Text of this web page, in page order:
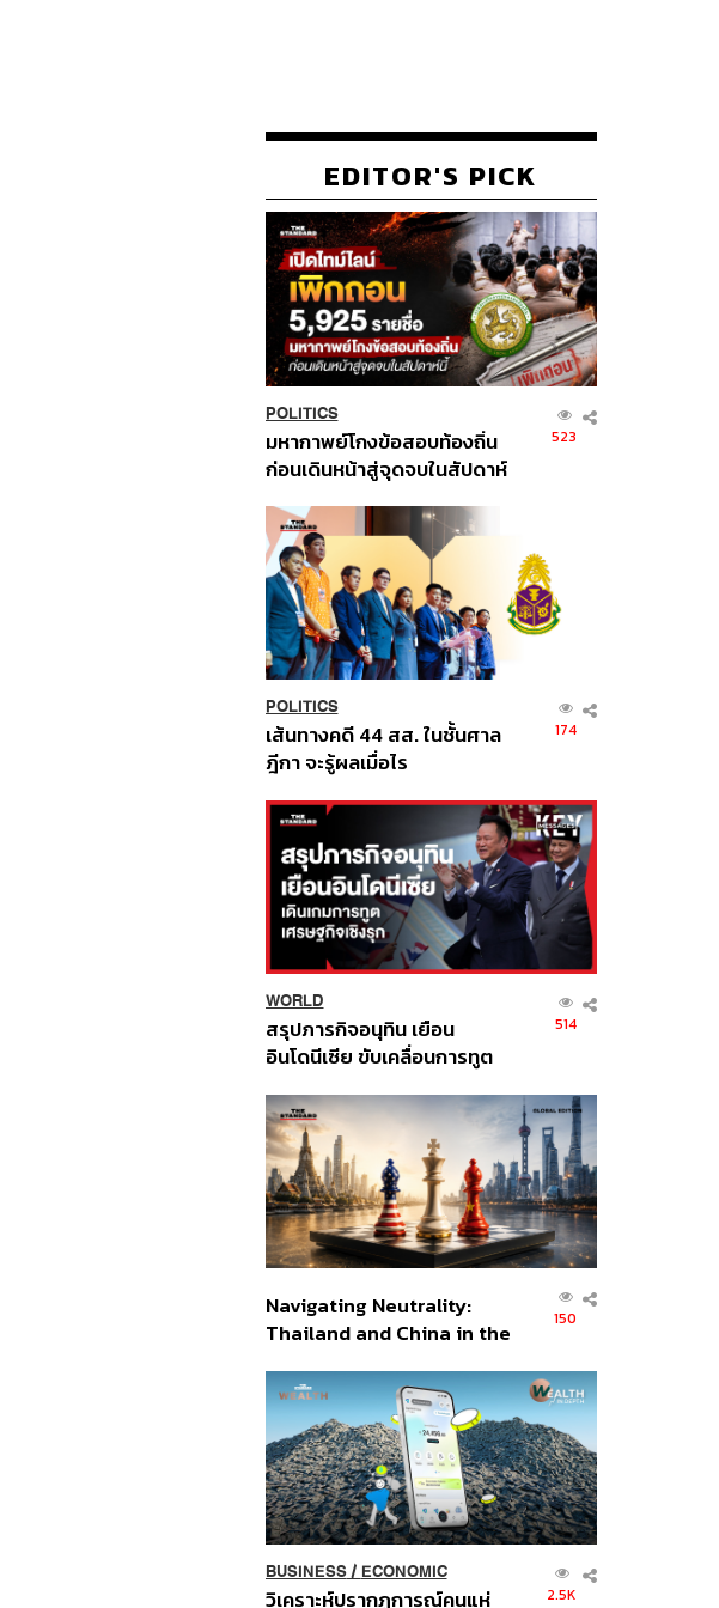
EDITOR'S PICK
POLITICS
มหากาพย์โกงข้อสอบท้องถิ่น
ก่อนเดินหน้าสู่จุดจบในสัปดาห์
523
POLITICS
เส้นทางคดี 44 สส. ในชั้นศาล
ฎีกา จะรู้ผลเมื่อไร
174
WORLD
สรุปภารกิจอนุทิน เยือน
อินโดนีเซีย ขับเคลื่อนการทูต
ส่วนยุทธศาสตร์ไทย –
อินโดนีเซีย
514
Navigating Neutrality:
Thailand and China in the
Order
150
BUSINESS/ ECONOMIC
วิเคราะห์ปรากฏการณ์คนแห่ 2.5K